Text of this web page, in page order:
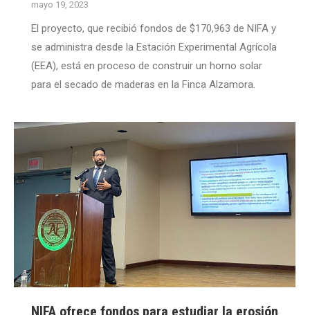
mayo 19, 2023
El proyecto, que recibió fondos de $170,963 de NIFA y
se administra desde la Estación Experimental Agrícola
(EEA), está en proceso de construir un horno solar
para el secado de maderas en la Finca Alzamora.
NIFA ofrece fondos para estudiar la erosión